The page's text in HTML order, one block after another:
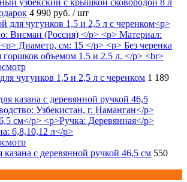
узбекский с крышкой сковородой 8 л
4 990 руб. / шт
чугунков 1,5 и 2,5 л с черенком 1 189
с деревянной ручкой 46,5 см 550